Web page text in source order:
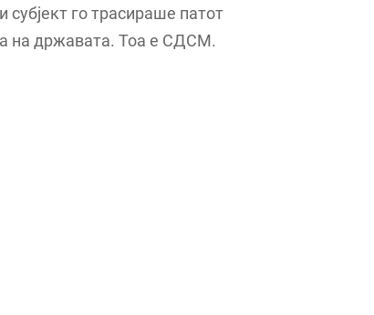
субјект го трасираше патот
на државата. Тоа е СДСМ.